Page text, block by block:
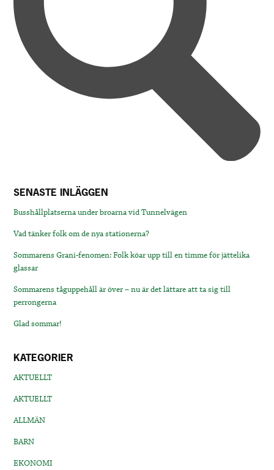
SENASTE INLÄGGEN
Busshållplatserna under broarna vid Tunnelvägen
Vad tänker folk om de nya stationerna?
Sommarens Grani-fenomen: Folk köar upp till en timme för jättelika
glassar
Sommarens tåguppehåll är över – nu är det lättare att ta sig till
perrongerna
Glad sommar!
KATEGORIER
AKTUELLT
AKTUELLT
ALLMÄN
BARN
EKONOMI